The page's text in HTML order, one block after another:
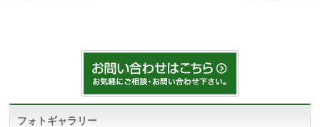
フォトギャラリー